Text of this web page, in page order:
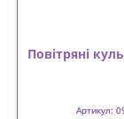
Повітряні
Артикул: